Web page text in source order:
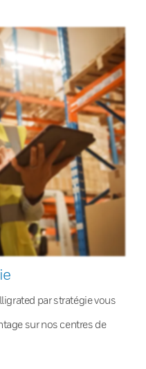
par stratégie vous
sur nos centres de